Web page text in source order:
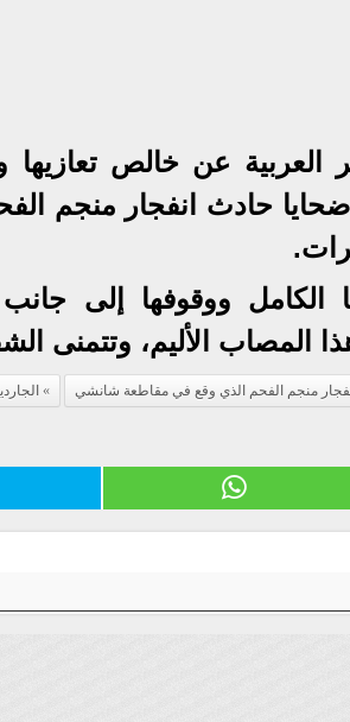
عن خالص تعازيها
ضحايا حادث انفجار منجم
الكامل ووقوفها إلى
المصاب الأليم، وتتمنى
منجم الفحم الذي وقع في مقاطعة شانشي